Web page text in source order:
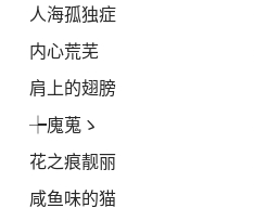
人海孤独症
内心荒芜
肩上的翅膀
┾廆蒐ゝ
花之痕靓丽
咸鱼味的猫